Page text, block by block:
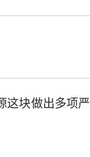
这块做出多项严